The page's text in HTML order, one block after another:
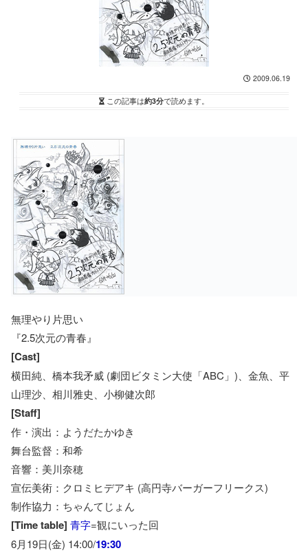
2009.06.19
この記事は約3分で読めます。
無理やり片思い
『2.5次元の青春』
[Cast]
横田純、橋本我矛威 (劇団ビタミン大使「ABC」)、金魚、平
山理沙、相川雅史、小柳健次郎
[Staff]
作・演出：ようだたかゆき
舞台監督：和希
音響：美川奈穂
宣伝美術：クロミヒデアキ (高円寺バーガーフリークス)
制作協力：ちゃんてじょん
[Time table] 青字=観にいった回
6月19日(金) 14:00/19:30